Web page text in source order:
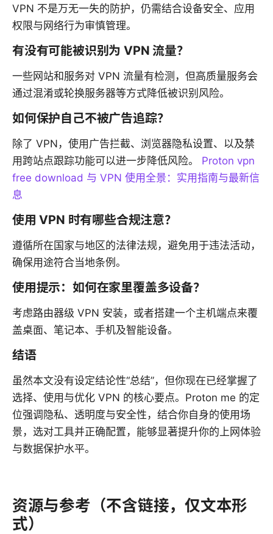
VPN 不是万无一失的防护，仍需结合设备安全、应用
权限与网络行为审慎管理。
有没有可能被识别为 VPN 流量？
一些网站和服务对 VPN 流量有检测，但高质量服务会
通过混淆或轮换服务器等方式降低被识别风险。
如何保护自己不被广告追踪？
除了 VPN，使用广告拦截、浏览器隐私设置、以及禁
用跨站点跟踪功能可以进一步降低风险。 Proton vpn
free download 与 VPN 使用全景：实用指南与最新信
息
使用 VPN 时有哪些合规注意？
遵循所在国家与地区的法律法规，避免用于违法活动，
确保用途符合当地条例。
使用提示：如何在家里覆盖多设备？
考虑路由器级 VPN 安装，或者搭建一个主机端点来覆
盖桌面、笔记本、手机及智能设备。
结语
虽然本文没有设定结论性“总结”，但你现在已经掌握了
选择、使用与优化 VPN 的核心要点。Proton me 的定
位强调隐私、透明度与安全性，结合你自身的使用场
景，选对工具并正确配置，能够显著提升你的上网体验
与数据保护水平。
资源与参考（不含链接，仅文本形
式）